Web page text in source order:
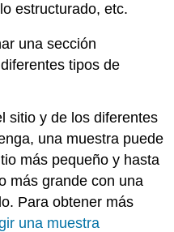
estructurado, etc.
una sección
tipos de
sitio y de los diferentes
una muestra puede
más pequeño y hasta
más grande con una
Para obtener más
una muestra